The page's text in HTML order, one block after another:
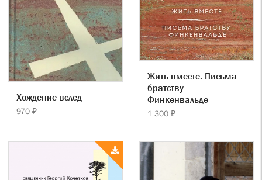
Хождение вслед
970 ₽
Жить вместе. Письма
братству
Финкенвальде
1 300 ₽